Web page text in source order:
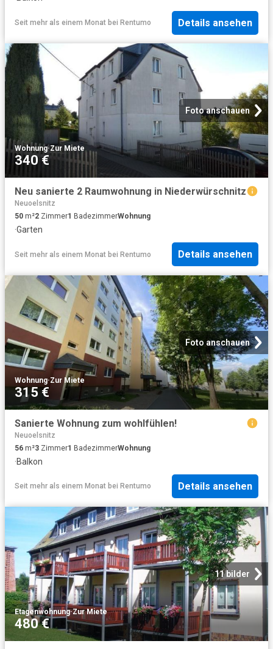
Seit mehr als einem Monat bei Rentumo Details ansehen
Foto anschauen
Wohnung·Zur Miete
340 €
Neu sanierte 2 Raumwohnung in Niederwürschnitz
Neuoelsnitz
50 m²2 Zimmer1 BadezimmerWohnung
·Garten
Seit mehr als einem Monat bei Rentumo Details ansehen
Foto anschauen
Wohnung·Zur Miete
315 €
Sanierte Wohnung zum wohlfühlen!
Neuoelsnitz
56 m²3 Zimmer1 BadezimmerWohnung
·Balkon
Seit mehr als einem Monat bei Rentumo Details ansehen
11 bilder
Etagenwohnung·Zur Miete
480 €